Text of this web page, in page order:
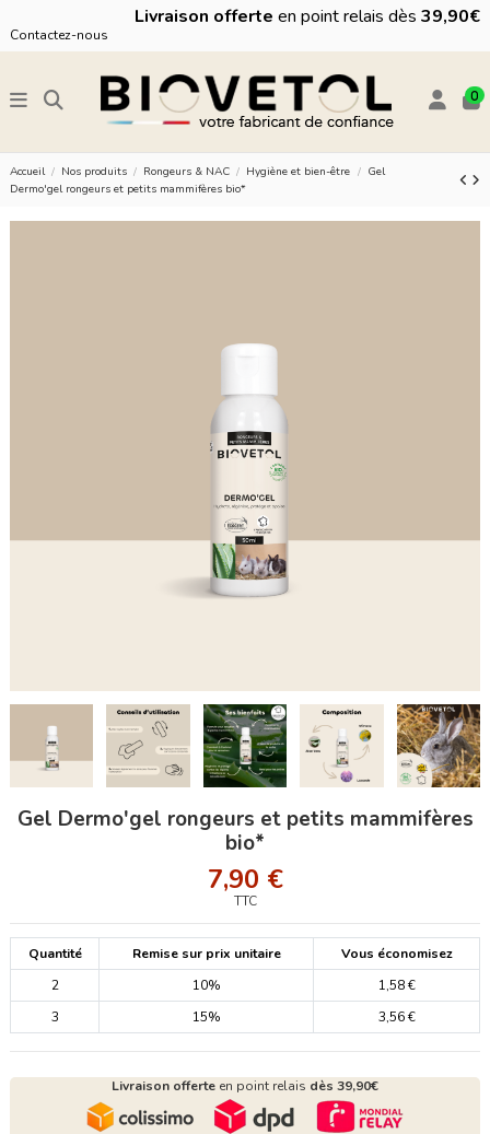
Livraison offerte en point relais dès 39,90€
Contactez-nous
0
Accueil Nos produits Rongeurs & NAC Hygiène et bien-être
Gel
Dermo'gel rongeurs et petits mammifères bio*
Gel Dermo'gel rongeurs et petits mammifères
bio*
7,90 €
TTC
Quantité Remise sur prix unitaire
Vous économisez
2
10%
1,58 €
3
15% 3,56 €
Livraison offerte en point relais dès 39,90€